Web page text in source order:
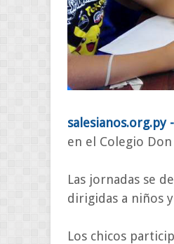
salesianos.org.py -
en el Colegio
Las jornadas se
dirigidas a niños
Los chicos